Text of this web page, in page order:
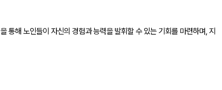
통해 노인들이 자신의 경험과 능력을 발휘할 수 있는 기회를 마련하며, 지